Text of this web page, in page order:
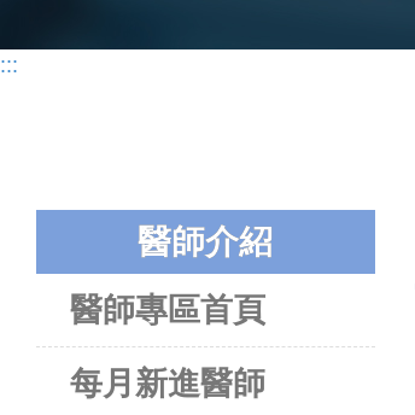
:::
醫師介紹
醫師專區首頁
每月新進醫師